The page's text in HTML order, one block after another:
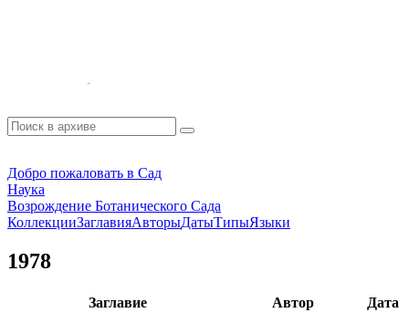
Добро пожаловать в Сад
Наука
Возрождение Ботанического Сада
КоллекцииЗаглавияАвторыДатыТипыЯзыки
1978
Заглавие Автор
Дата